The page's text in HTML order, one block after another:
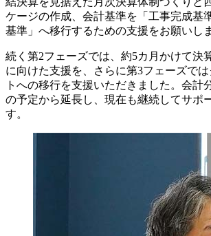
ケージの作成、会計基準を「工事完成基
基準」へ移行するための支援をお願いし
続く第2フェーズでは、約5カ月かけて決
に向けた支援を、さらに第3フェーズで
トへの移行を支援いただきました。会計
の予定から延長し、現在も継続してサポ
す。